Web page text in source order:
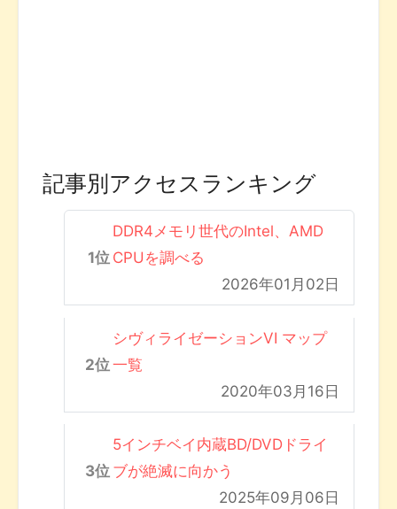
記事別アクセスランキング
DDR4メモリ世代のIntel、AMD
CPUを調べる
2026年01月02日
シヴィライゼーションVI マップ
一覧
2020年03月16日
5インチベイ内蔵BD/DVDドライ
ブが絶滅に向かう
2025年09月06日